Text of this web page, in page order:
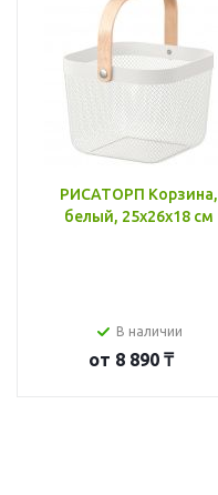
РИСАТОРП Корзина,
белый, 25x26x18 см
В наличии
от 8 890 ₸